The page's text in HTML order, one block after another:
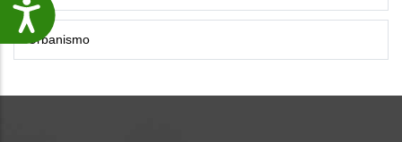
Accesibilidade
Urbanismo